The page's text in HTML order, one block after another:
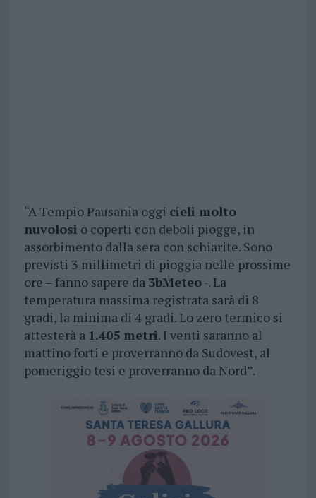
“A Tempio Pausania oggi cieli molto
nuvolosi o coperti con deboli piogge, in
assorbimento dalla sera con schiarite. Sono
previsti 3 millimetri di pioggia nelle prossime
ore – fanno sapere da 3bMeteo-. La
temperatura massima registrata sarà di 8
gradi, la minima di 4 gradi. Lo zero termico si
attesterà a 1.405 metri. I venti saranno al
mattino forti e proverranno da Sudovest, al
pomeriggio tesi e proverranno da Nord”.